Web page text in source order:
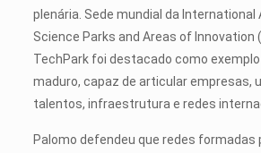
plenária. Sede mundial da
Science Parks and Areas of Innovation
TechPark foi destacado como
maduro, capaz de articular empresas,
talentos, infraestrutura e redes
Palomo defendeu que redes